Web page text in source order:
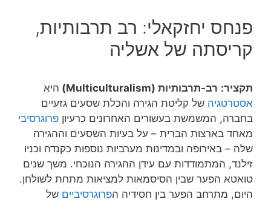
פנחס יחזקאלי: רב תרבותיות,
קריסתה של אשליה
תקציר: רב-תרבותיות (Multiculturalism)
היא
אסטרטגיה של קליטת הגירה והכלת שסעים גזעיים
בחברה, המשמשת בעשורים האחרונים כרעיון פרוגרסיבי
מאחד בארצות הברית – על בעיות השסעים וההגירה
שלה – באירופה ובמדינות מערביות נוספות כקנדה וכניו
זילנד, המתמודדות עם עידן ההגירה הנוכחי. משך שנים
טואטא הפער שבין הסיסמאות למציאות מתחת לשולחן.
היום, מתרחב הפער בין חסידיה הפרוגרסיביים של